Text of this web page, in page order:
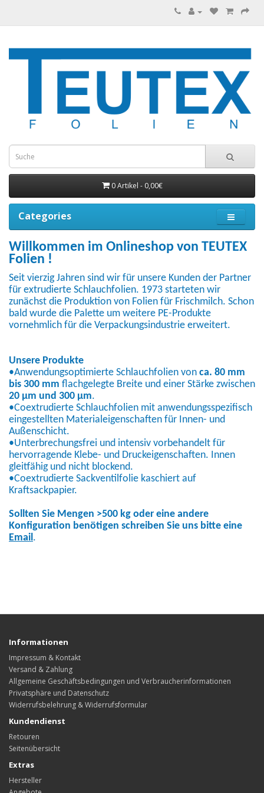
0 Artikel - 0,00€
Categories
Willkommen im Onlineshop von TEUTEX
Folien !
Seit vierzig Jahren sind wir für unsere Kunden der Partner
für extrudierte Schlauchfolien. 1973 starteten wir
zunächst die Produktion von Folien für Frischmilch. Schon
bald wurde die Palette um weitere PE-Produkte
vornehmlich für die Verpackungsindustrie erweitert.
Unsere Produkte
•Anwendungsoptimierte Schlauchfolien von ca. 80 mm
bis 300 mm flachgelegte Breite und einer Stärke zwischen
20 µm und 300 µm.
•Coextrudierte Schlauchfolien mit anwendungsspezifisch
eingestellten Materialeigenschaften für Innen- und
Außenschicht.
•Unterbrechungsfrei und intensiv vorbehandelt für
hervorragende Klebe- und Druckeigenschaften. Innen
gleitfähig und nicht blockend.
•Coextrudierte Sackventilfolie kaschiert auf
Kraftsackpapier.
Sollten Sie Mengen >500 kg oder eine andere
Konfiguration benötigen schreiben Sie uns bitte eine
Email.
Informationen
Impressum & Kontakt
Versand & Zahlung
Allgemeine Geschäftsbedingungen und Verbraucherinformationen
Privatsphäre und Datenschutz
Widerrufsbelehrung & Widerrufsformular
Kundendienst
Retouren
Seitenübersicht
Extras
Hersteller